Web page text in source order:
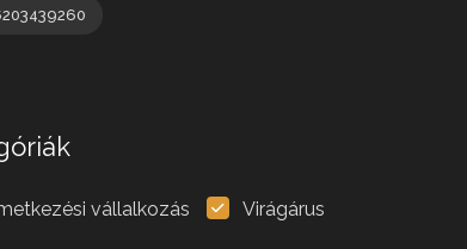
vállalkozás Virágárus